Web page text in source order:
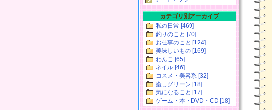
カテゴリ別アーカイブ
私の日常 [469]
釣りのこと [70]
お仕事のこと [124]
美味しいもの [169]
わんこ [65]
ネイル [46]
コスメ・美容系 [32]
癒しグリーン [18]
気になること [17]
ゲーム・本・DVD・CD [18]